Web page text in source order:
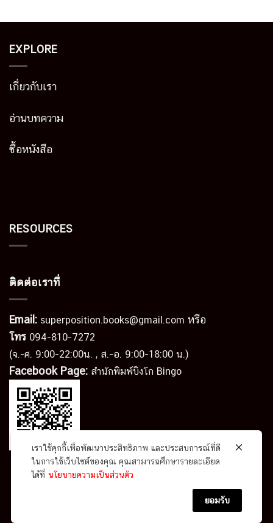
EXPLORE
เกี่ยวกับเรา
อ่านบทความ
ซื้อหนังสือ
RESOURCES
ติดต่อเราที่
Email: superposition.books@gmail.com หรือ
โทร 094-810-7272
(จ.-ศ. 9:00-22:00น. , ส.-อ. 9:00-18:00 น.)
Facebook Page: สำนักพิมพ์บิงโก Bingo
นโยบายความเป็นส่วนตัว
สำนักพิมพ์บิงโก ในเครือ Superposition
เราใช้คุกกี้เพื่อพัฒนาประสิทธิภาพ และประสบการณ์ที่ดี
ในการใช้เว็บไซต์ของคุณ คุณสามารถศึกษารายละเอียด
ได้ที่ นโยบายความเป็นส่วนตัว
ยอมรับ